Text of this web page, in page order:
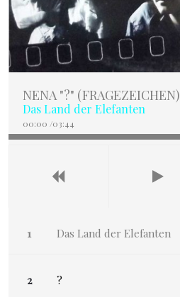
Das Land der Elefanten
?
NENA "?" (FRAGEZEICHEN)
Das Land der Elefanten
00:00 /03:44